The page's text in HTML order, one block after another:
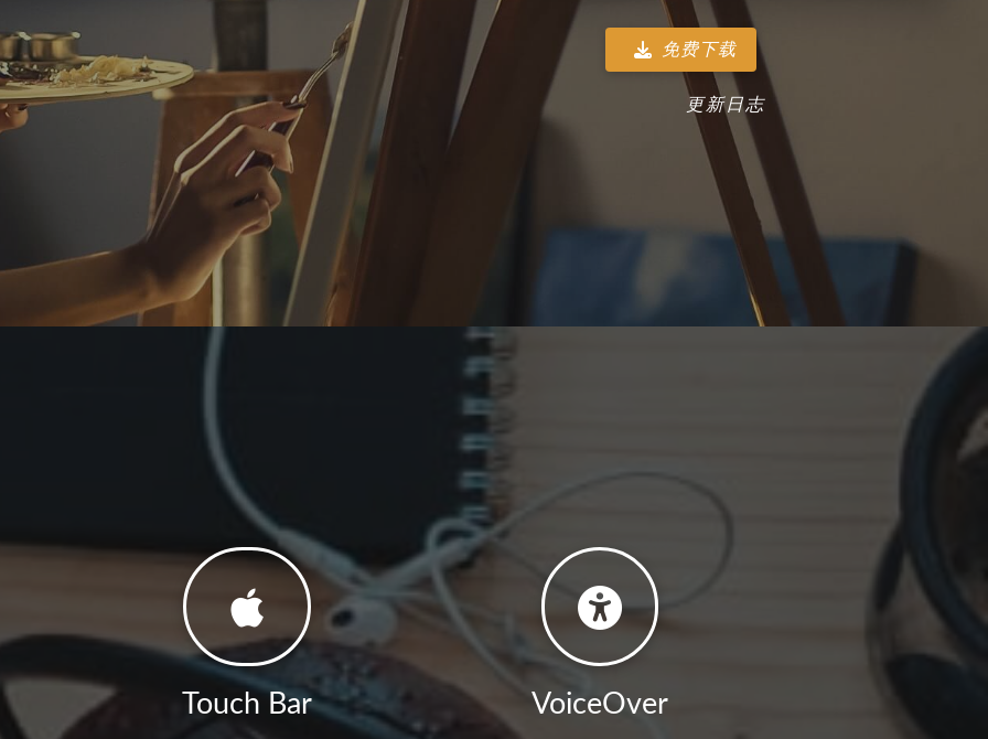
免费下载
更新日志
Touch Bar VoiceOver